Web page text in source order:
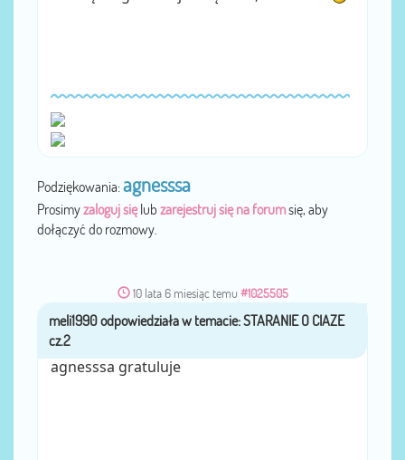
Podziękowania:agnesssa
Prosimyzaloguj sięlub zarejestruj się na forumsię, aby
dołączyć do rozmowy.
10 lata 6 miesiąc temu #1025505
przezmeli1990
agnesssa gratuluje